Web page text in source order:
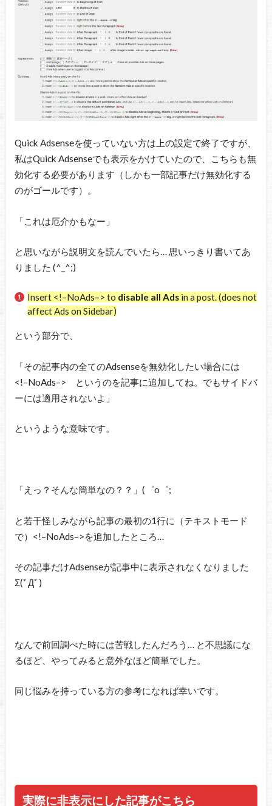
Quick Adsenseを使っていない方は上の設定で終了ですが、
私はQuick Adsenseでも表示をかけていたので、こちらも無
効化する必要があります（しかも一部記事だけ無効化する
のがゴールです）。
「これは厄介かもなー」
と思いながら説明文を読んでいたら… 思いっきり書いてあ
りました (^_^;)
Insert <!–NoAds–> to disable all Ads in a post.(does not
affect Ads on Sidebar)
という部分で、
「その記事内の全てのAdsenseを無効化したい場合には
<!–NoAds–> というのを記事に追加してね。でもサイドバ
ーには適用されないよ」
というような意味です。
「えっ？そんな簡単なの？？」(゜o゜;
と若干怪しみながら記事の最初の1行に（テキストモード
で）<!–NoAds–>を追加したところ…
その記事だけAdsenseが記事中に表示されなくなりました
Σ(ﾟДﾟ)
なんで前回調べた時には苦戦したんだろう… と不思議にな
るほど、やってみると意外なほど簡単でした。
同じ悩みを持っている方の参考になれば幸いです。
実際に非表示にした記事がこちら